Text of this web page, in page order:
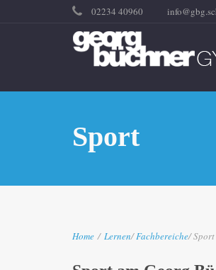
02234 40960
Sport
Home / Lernen/Fachbereiche/ Sport